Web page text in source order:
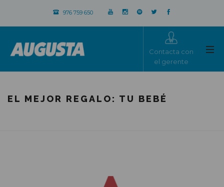
976 759 650
Contacta con
el gerente
EL MEJOR REGALO: TU BEBÉ